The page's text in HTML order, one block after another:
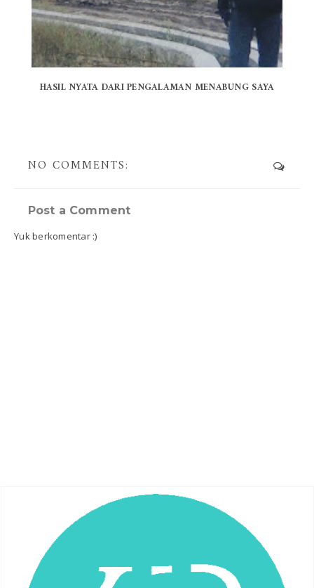
HASIL NYATA DARI PENGALAMAN MENABUNG SAYA
NO COMMENTS:
Post a Comment
Yuk berkomentar :)